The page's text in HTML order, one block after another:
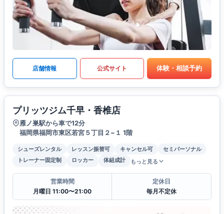
店舗情報 公式サイト 体験・相談予約
プリッツジム千早・香椎店
雁ノ巣駅から車で12分
福岡県福岡市東区若宮５丁目２−１ 1階
シューズレンタル レッスン振替可 キャンセル可
セミパーソナル
トレーナー固定制
ロッカー 体組成計 もっと見る
営業時間
月曜日 11:00〜21:00
定休日
毎月不定休